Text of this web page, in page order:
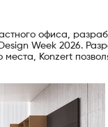
офиса,
Week 2026.
Konzert